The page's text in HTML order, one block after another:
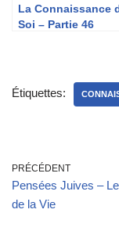
La Connaissance
Soi – Partie 46
Étiquettes:
PRÉCÉDENT
Pensées Juives –
de la Vie